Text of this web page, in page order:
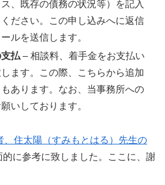
、既存の債務の状況等）を記入
ださい。この申し込みへに返信
ルを送信します。
払 – 相談料、着手金をお支払い
ます。この際、こちらから追加
あります。なお、当事務所への
いしております。
、住太陽（すみもとはる）先生の
的に参考に致しました。ここに、謝